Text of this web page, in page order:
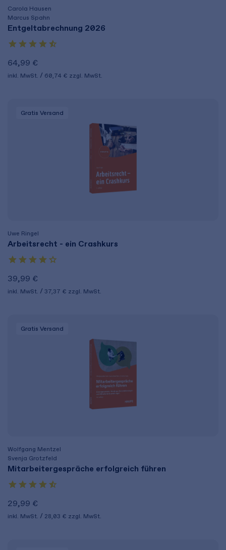
Carola Hausen
Marcus Spahn
Entgeltabrechnung 2026
64,99 €
inkl. MwSt. 60,74 € zzgl. MwSt.
Gratis Versand
Uwe Ringel
Arbeitsrecht - ein Crashkurs
39,99 €
inkl. MwSt. 37,37 € zzgl. MwSt.
Gratis Versand
Wolfgang Mentzel
Svenja Grotzfeld
Mitarbeitergespräche erfolgreich führen
29,99 €
inkl. MwSt. 28,03 € zzgl. MwSt.